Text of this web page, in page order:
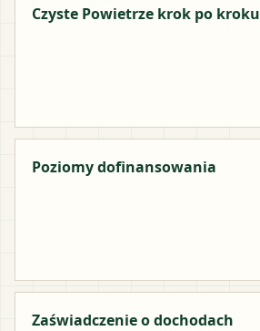
Czyste Powietrze krok po kroku
Poziomy dofinansowania
Zaświadczenie o dochodach